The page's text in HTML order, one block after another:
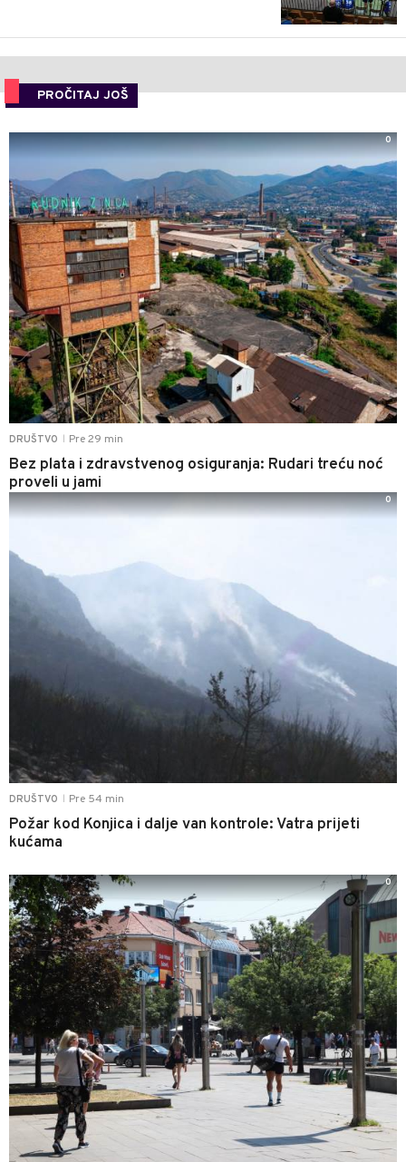
PROČITAJ JOŠ
DRUŠTVO Pre 29 min
Bez plata i zdravstvenog osiguranja: Rudari treću noć
proveli u jami
0
DRUŠTVO Pre 54 min
Požar kod Konjica i dalje van kontrole: Vatra prijeti
kućama
0
0